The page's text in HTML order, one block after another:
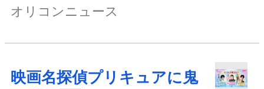
オリコンニュース
映画名探偵プリキュアに鬼